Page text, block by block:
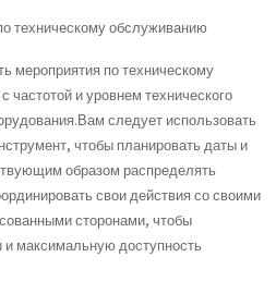
техническому обслуживанию
мероприятия по техническому
частотой и уровнем технического
следует использовать
чтобы планировать даты и
образом распределять
свои действия со своими
сторонами, чтобы
максимальную доступность